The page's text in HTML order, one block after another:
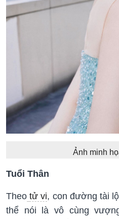
Ảnh minh
Tuổi Thân
Theo tử vi, con đường tài
thể nói là vô cùng